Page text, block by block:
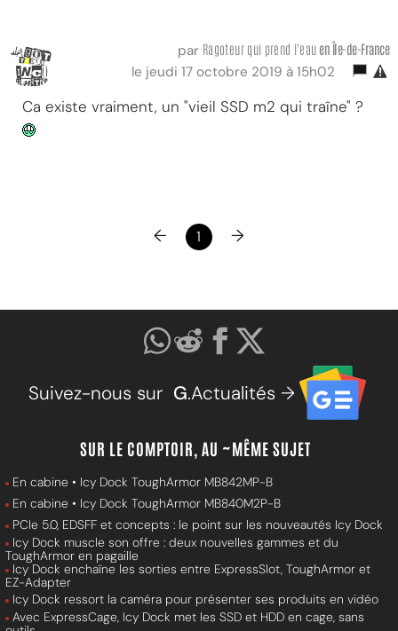
par Ragoteur qui prend l'eau en Île-de-France
le jeudi 17 octobre 2019 à 15h02
Ca existe vraiment, un "vieil SSD m2 qui traîne" ?
← 1 →
Suivez-nous sur G.Actualités →
SUR LE COMPTOIR, AU ~MÊME SUJET
En cabine • Icy Dock ToughArmor MB842MP-B
En cabine • Icy Dock ToughArmor MB840M2P-B
PCIe 5.0, EDSFF et concepts : le point sur les nouveautés Icy Dock
Icy Dock muscle son offre : deux nouvelles gammes et du
ToughArmor en pagaille
Icy Dock enchaîne les sorties entre ExpressSlot, ToughArmor et
EZ-Adapter
Icy Dock ressort la caméra pour présenter ses produits en vidéo
Avec ExpressCage, Icy Dock met les SSD et HDD en cage, sans